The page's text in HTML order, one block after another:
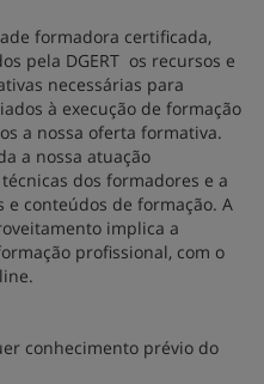
formadora certificada,
pela DGERT os recursos e
necessárias para
à execução de formação
a nossa oferta formativa.
a nossa atuação
dos formadores e a
e conteúdos de formação. A
implica a
profissional, com o
conhecimento prévio do